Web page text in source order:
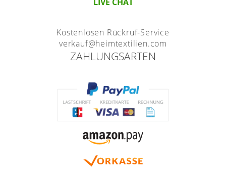
Kostenlosen Rückruf-Service
verkauf@heimtextilien.com
ZAHLUNGSARTEN